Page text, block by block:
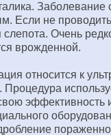
Заболевание
Если не
Очень
врожденной.
относится к
Процедура
эффективность